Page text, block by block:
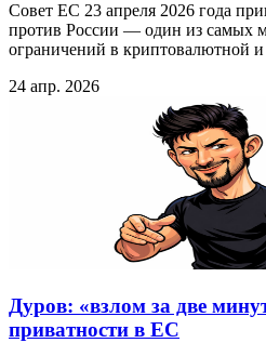
Совет ЕС 23 апреля 2026 года
против России — один из самых
ограничений в криптовалютной
24 апр. 2026
Дуров: «взлом за две
приватности в ЕС